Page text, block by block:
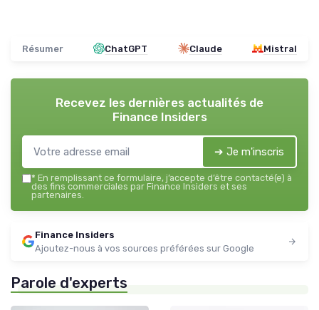
Résumer ChatGPT Claude Mistral
Recevez les dernières actualités de
Finance Insiders
➔ Je m'inscris
* En remplissant ce formulaire, j’accepte d’être contacté(e) à
des fins commerciales par Finance Insiders et ses
partenaires.
Finance Insiders
Ajoutez-nous à vos sources préférées sur Google
Parole d'experts